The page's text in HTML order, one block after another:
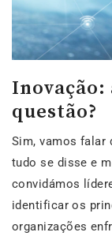
questão?
Sim, vamos falar
tudo se disse e
convidámos
identificar os
organizações